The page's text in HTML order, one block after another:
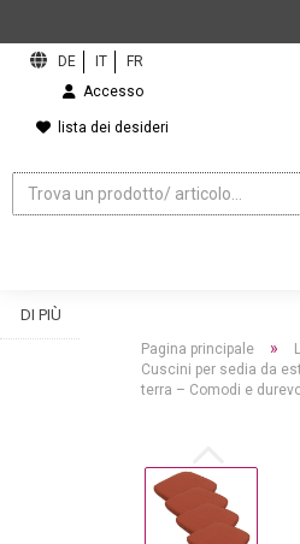
Accesso
lista dei desideri
DI PIÙ
Pagina principale »
Cuscini per sedia da
terra – Comodi e